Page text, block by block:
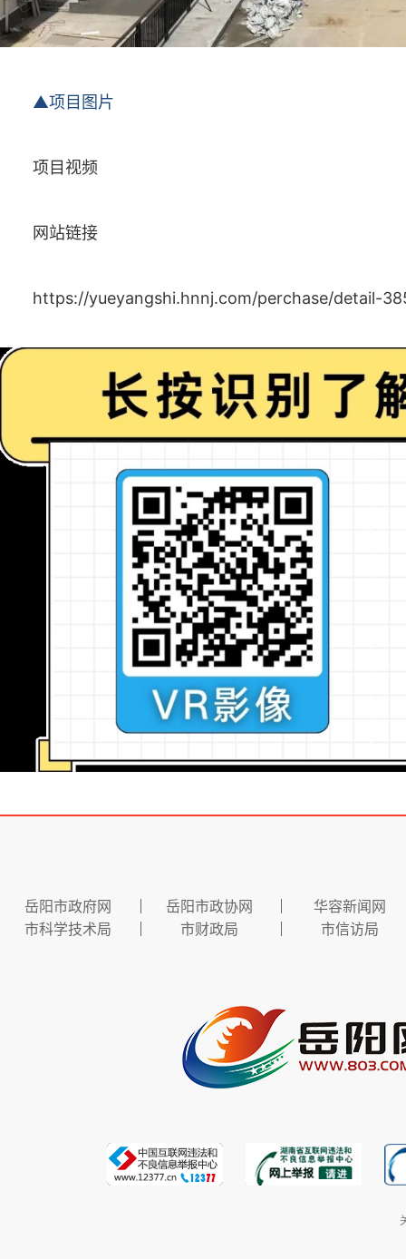
▲项目图片
项目视频
网站链接
https://yueyangshi.hnnj.com/perchase/detail-
岳阳市政府网 岳阳市政协网
华容新闻网
市科学技术局
市财政局 市信访局